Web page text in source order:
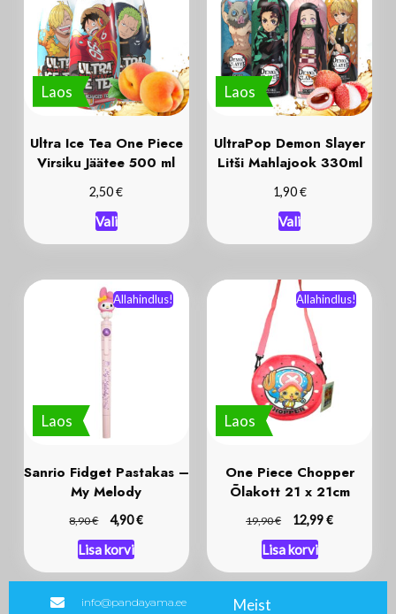
Laos
Ultra Ice Tea One Piece
Virsiku Jäätee 500 ml
2,50€
Vali
Laos
UltraPop Demon Slayer
Litši Mahlajook 330ml
1,90€
Vali
Laos
Allahindlus!
Sanrio Fidget Pastakas –
My Melody
8,90€ 4,90€
Lisa korvi
Laos
Allahindlus!
One Piece Chopper
Õlakott 21 x 21cm
19,90€ 12,99€
Lisa korvi
info@pandayama.ee Meist